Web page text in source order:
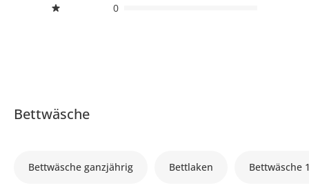
0
Bettwäsche
Bettwäsche ganzjährig Bettlaken Bettwäsche